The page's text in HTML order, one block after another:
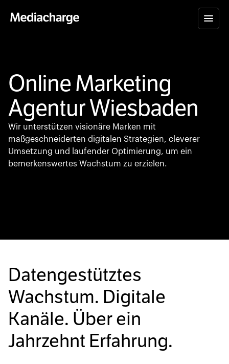
Online Marketing
Agentur Wiesbaden
Wir unterstützen visionäre Marken mit
maßgeschneiderten digitalen Strategien, cleverer
Umsetzung und laufender Optimierung, um ein
bemerkenswertes Wachstum zu erzielen.
Datengestütztes
Wachstum. Digitale
Kanäle. Über ein
Jahrzehnt Erfahrung.